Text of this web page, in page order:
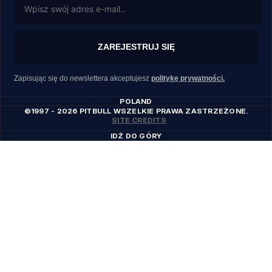
ZAREJESTRUJ SIĘ
Zapisując się do newslettera akceptujesz politykę prywatności.
POLAND
©1997 - 2026 PITBULL WSZELKIE PRAWA ZASTRZEŻONE.
SITE CREDITS
IDŹ DO GÓRY